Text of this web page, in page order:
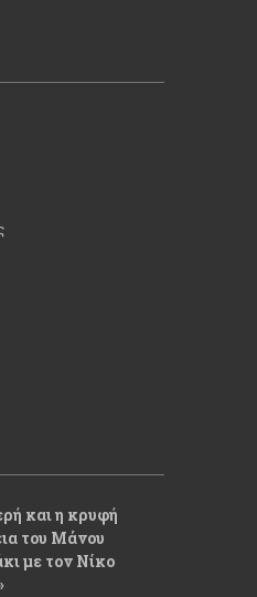
και η κρυφή
του Μάνου
με τον Νίκο